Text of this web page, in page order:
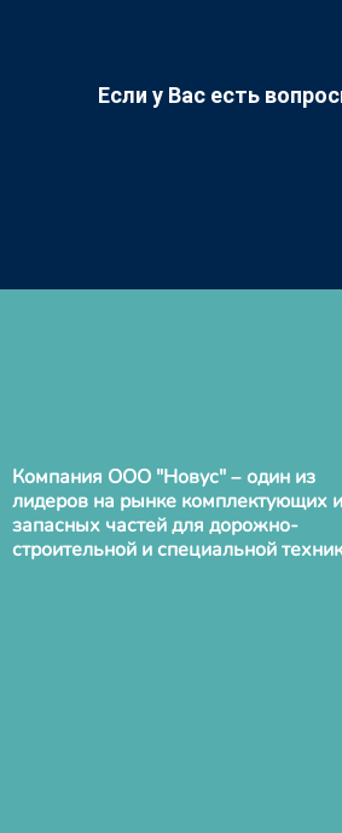
Если у Вас есть
Компания ООО "Новус" – один из
лидеров на рынке комплектующих и
запасных частей для дорожно-
строительной и специальной